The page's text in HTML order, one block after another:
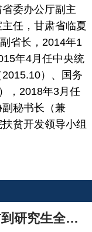
委办公厅副主
任，甘肃省临夏
省长，2014年1
年4月任中央统
）、国务
，2018年3月任
秘书长（兼
贫开发领导小组
河北省学生资助体系实现学前到研究生全覆盖